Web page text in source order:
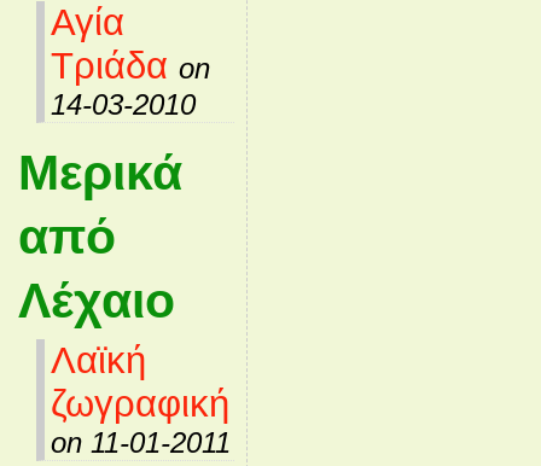
Αγία
Τριάδα on
14-03-2010
Μερικά
από
Λέχαιο
Λαϊκή
ζωγραφική
on 11-01-2011